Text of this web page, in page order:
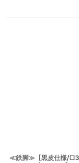
≪鉄脚≫【黒皮仕様/